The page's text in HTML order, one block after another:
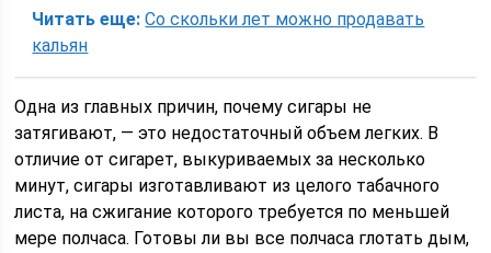
Читать еще: Со скольки лет можно продавать
кальян
Одна из главных причин, почему сигары не
затягивают, — это недостаточный объем легких. В
отличие от сигарет, выкуриваемых за несколько
минут, сигары изготавливают из целого табачного
листа, на сжигание которого требуется по меньшей
мере полчаса. Готовы ли вы все полчаса глотать дым,